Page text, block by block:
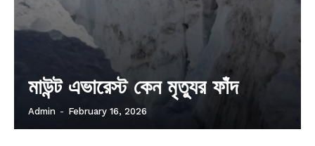
মাউন্ট এভারেস্ট কেন মৃত্যুর ফাঁদ
Admin - February 16, 2026